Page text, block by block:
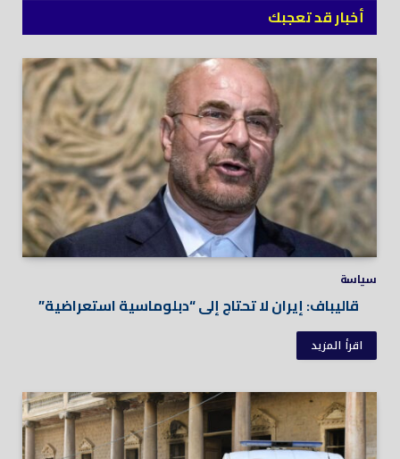
أخبار قد تعجبك
سياسة
قاليباف: إيران لا تحتاج إلى “دبلوماسية استعراضية”
اقرأ المزيد